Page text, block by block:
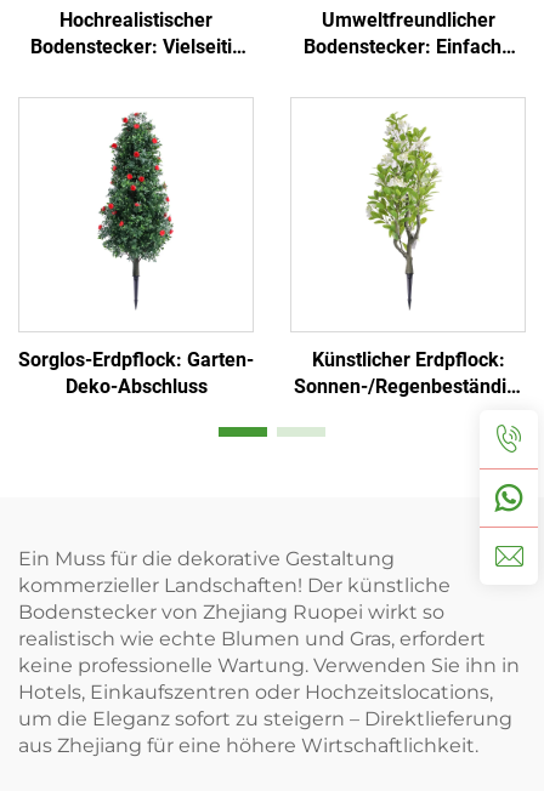
Hochrealistischer
Bodenstecker: Vielseitig
gewerbliche
Landschaftsgestaltung
Umweltfreundlicher
Bodenstecker: Einfache
immergrün
Sorglos-Erdpflock: Garten-
Deko-Abschluss
Künstlicher Erdpflock:
Sonnen-/Regenbeständig,
Ein Muss für die dekorative Gestaltung
kommerzieller Landschaften! Der künstliche
Bodenstecker von Zhejiang Ruopei wirkt so
realistisch wie echte Blumen und Gras, erfordert
keine professionelle Wartung. Verwenden Sie ihn in
Hotels, Einkaufszentren oder Hochzeitslocations,
um die Eleganz sofort zu steigern – Direktlieferung
aus Zhejiang für eine höhere Wirtschaftlichkeit.